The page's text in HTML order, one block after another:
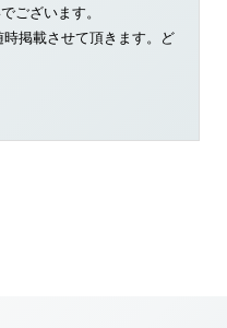
ございます。
掲載させて頂きます。ど